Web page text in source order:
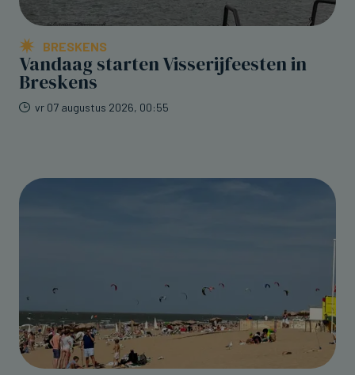
BRESKENS
Vandaag starten Visserijfeesten in
Breskens
vr 07 augustus 2026, 00:55